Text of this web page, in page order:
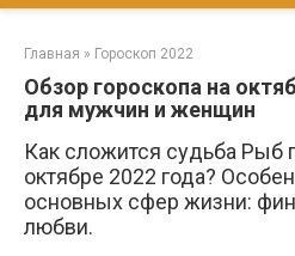
Главная » Гороскоп 2022
Обзор гороскопа на
для мужчин и женщин
Как сложится судьба Рыб
октябре 2022 года?
основных сфер жизни:
любви.